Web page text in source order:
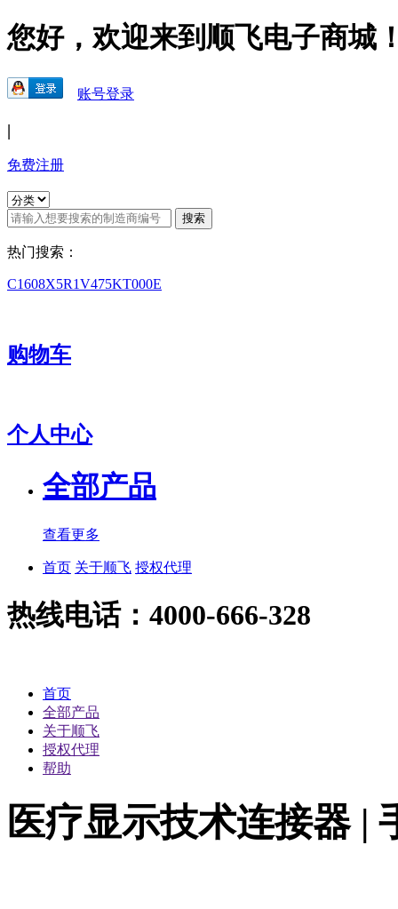
您好，欢迎来到顺飞电子商城
账号登录
|
免费注册
热门搜索：
C1608X5R1V475KT000E
购物车
个人中心
全部产品
查看更多
首页 关于顺飞 授权代理
热线电话：4000-666-328
首页
全部产品
关于顺飞
授权代理
帮助
医疗显示技术连接器 |